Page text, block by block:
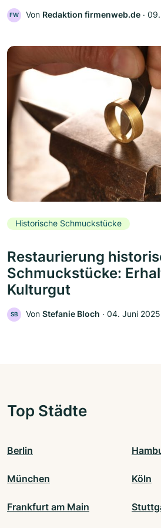
FW Von Redaktion firmenweb.de ‧
Historische Schmuckstücke
Restaurierung
Schmuckstücke:
Kulturgut
SB Von Stefanie Bloch ‧ 04. Juni 2025
Top Städte
Berlin
München Köln
Frankfurt am Main